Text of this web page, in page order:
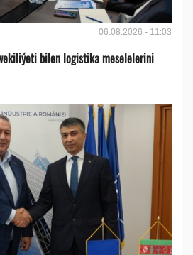
06.08.2026 - 11:03
bilen logistika meselelerini